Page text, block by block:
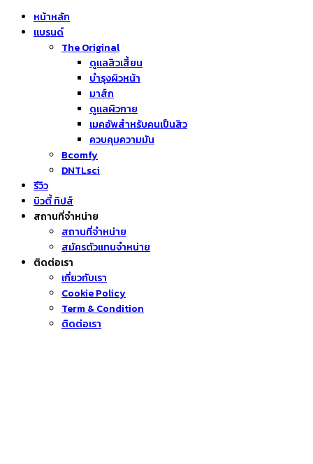
หน้าหลัก
แบรนด์
The Original
ดูแลสิวเสี้ยน
บำรุงผิวหน้า
มาส์ก
ดูแลผิวกาย
เมคอัพสำหรับคนเป็นสิว
ควบคุมความมัน
Bcomfy
DNTLsci
รีวิว
บิวตี้ ทิปส์
สถานที่จำหน่าย
สถานที่จำหน่าย
สมัครตัวแทนจำหน่าย
ติดต่อเรา
เกี่ยวกับเรา
Cookie Policy
Term & Condition
ติดต่อเรา